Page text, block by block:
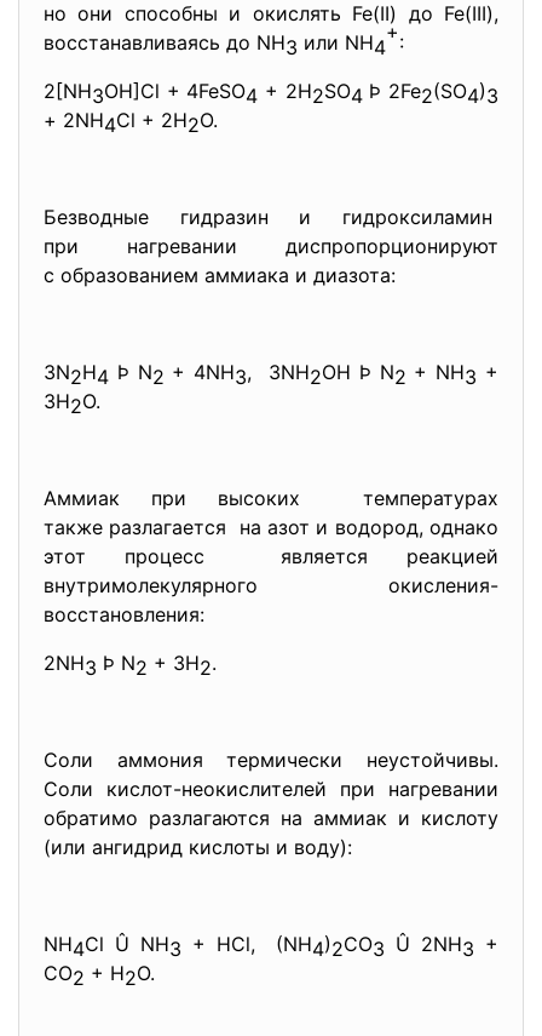
но они способны и окислять Fe(II) до Fe(III),
восстанавливаясь до NH3 или NH4
+:
2[NH3OH]Cl + 4FeSO4 + 2H2SO4 Þ 2Fe2(SO4)3
+ 2NH4Cl + 2H2O.
Безводные гидразин и гидроксиламин
при нагревании диспропорционируют
с образованием аммиака и диазота:
3N2H4 Þ N2 + 4NH3, 3NH2OH Þ N2 + NH3 +
3H2O.
Аммиак при высоких температурах
также разлагается на азот и водород, однако
этот процесс является реакцией
внутримолекулярного окисления-
восстановления:
2NH3 Þ N2 + 3H2.
Соли аммония термически неустойчивы.
Соли кислот-неокислителей при нагревании
обратимо разлагаются на аммиак и кислоту
(или ангидрид кислоты и воду):
NH4Cl Û NH3 + HCl, (NH4)2CO3 Û 2NH3 +
CO2 + H2O.